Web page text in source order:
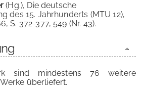
(Hg.), Die deutsche
des 15. Jahrhunderts (MTU 12),
S. 372-377, 549 (Nr. 43).
sind mindestens 76 weitere
überliefert.